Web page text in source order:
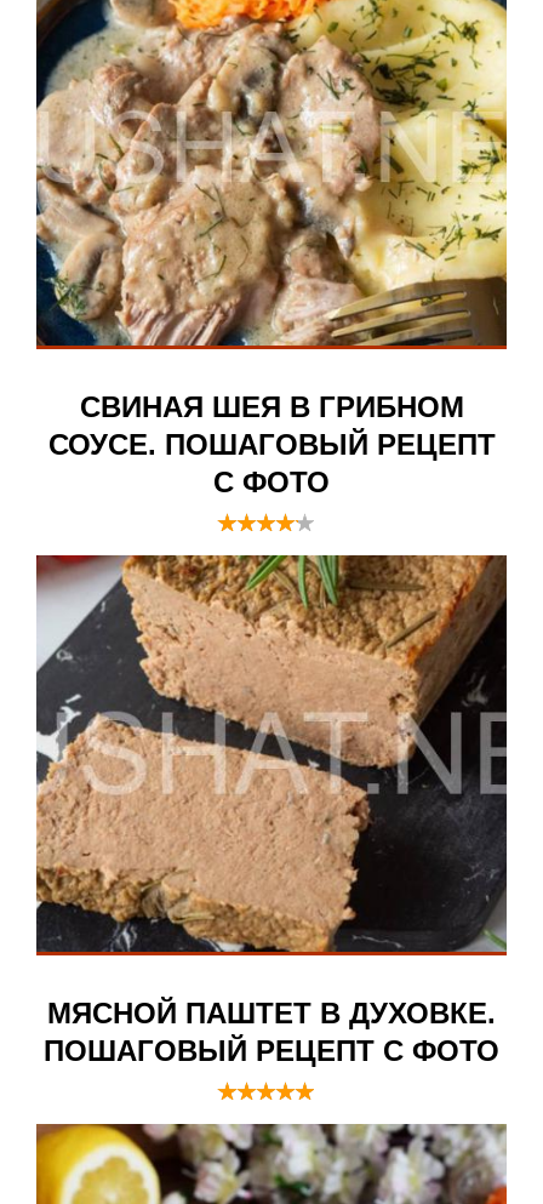
СВИНАЯ ШЕЯ В ГРИБНОМ
СОУСЕ. ПОШАГОВЫЙ РЕЦЕПТ
С ФОТО
МЯСНОЙ ПАШТЕТ В ДУХОВКЕ.
ПОШАГОВЫЙ РЕЦЕПТ С ФОТО